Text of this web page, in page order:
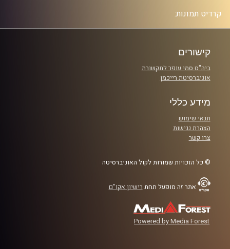
קרדיט תמונות:
קישורים
ביה"ס סמי עופר לתקשורת
אוניברסיטת רייכמן
מידע כללי
תנאי שימוש
הצהרת נגישות
צרו קשר
© כל הזכויות שמורות לקול האוניברסיטה
אתר זה מופעל תחת רישיון אקו"ם
Powered by Media Forest